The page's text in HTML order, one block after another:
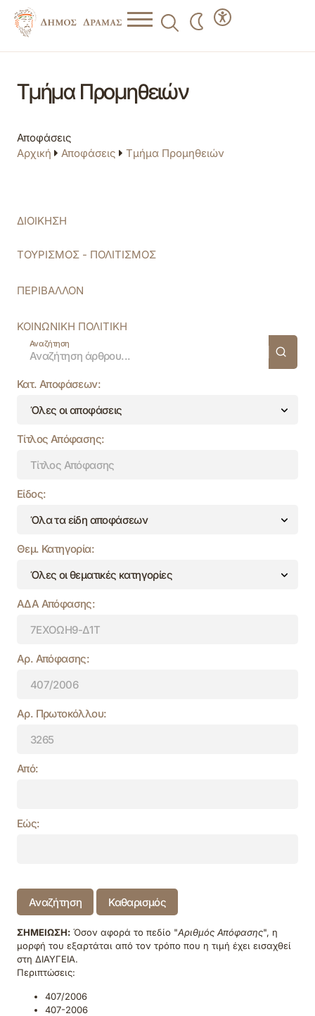
Τμήμα Προμηθειών
Αποφάσεις
Αρχική
Αποφάσεις Τμήμα Προμηθειών
ΔΙΟΙΚΗΣΗ
ΤΟΥΡΙΣΜΟΣ - ΠΟΛΙΤΙΣΜΟΣ
ΠΕΡΙΒΑΛΛΟΝ
ΚΟΙΝΩΝΙΚΗ ΠΟΛΙΤΙΚΗ
Αναζήτηση
Κατ. Αποφάσεων:
Τίτλος Απόφασης:
Είδος:
Θεμ. Κατηγορία:
ΑΔΑ Απόφασης:
Αρ. Απόφασης:
Αρ. Πρωτοκόλλου:
Από:
Εώς:
Αναζήτηση Καθαρισμός
ΣΗΜΕΙΩΣΗ: Όσον αφορά το πεδίο "Αριθμός Απόφασης", η
μορφή του εξαρτάται από τον τρόπο που η τιμή έχει εισαχθεί
στη ΔΙΑΥΓΕΙΑ.
Περιπτώσεις:
407/2006
407-2006